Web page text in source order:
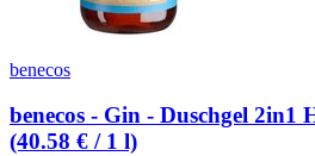
benecos
benecos - Gin - Duschgel 2in1
(40.58 € / 1 l)